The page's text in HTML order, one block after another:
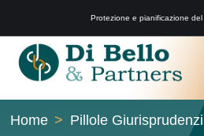
Protezione e pianificazione
Home
Pillole